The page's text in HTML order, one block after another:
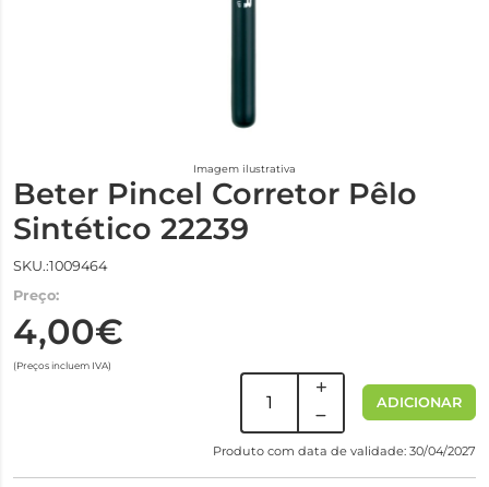
Imagem ilustrativa
Beter Pincel Corretor Pêlo
Sintético 22239
SKU.:1009464
Preço:
4,00€
(Preços incluem IVA)
ADICIONAR
Produto com data de validade: 30/04/2027